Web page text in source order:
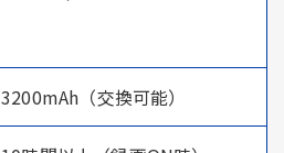
3200mAh（交換可能）